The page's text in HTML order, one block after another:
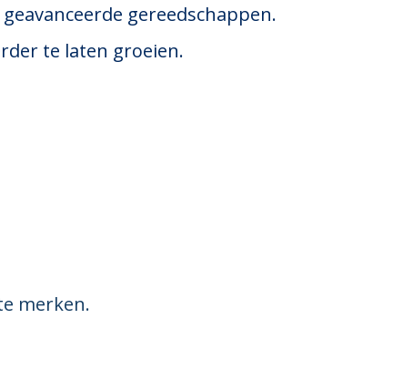
gereedschappen.
te laten groeien.
merken.